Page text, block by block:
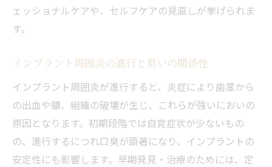
ェッショナルケアや、セルフケアの見直しが挙げられま
す。
インプラント周囲炎の進行と臭いの関係性
インプラント周囲炎が進行すると、炎症により歯茎から
の出血や膿、組織の破壊が生じ、これらが強いにおいの
原因となります。初期段階では自覚症状が少ないもの
の、進行するにつれ口臭が顕著になり、インプラントの
安定性にも影響します。早期発見・治療のためには、定